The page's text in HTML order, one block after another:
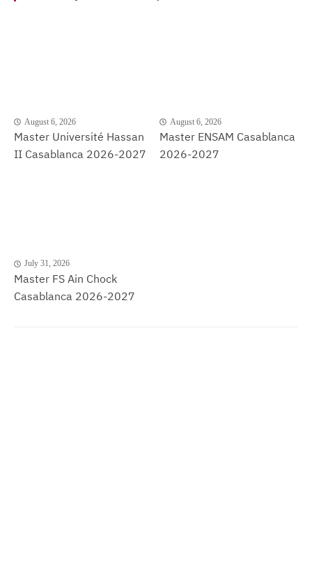
August 6, 2026
Master Université Hassan
II Casablanca 2026-2027
August 6, 2026
Master ENSAM Casablanca
2026-2027
July 31, 2026
Master FS Ain Chock
Casablanca 2026-2027